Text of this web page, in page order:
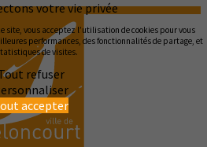
votre vie privée
site, vous acceptez l’utilisation de cookies pour vous
performances, des fonctionnalités de partage, et
de visites.
refuser
accepter